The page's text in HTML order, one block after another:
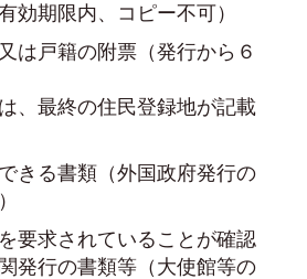
効期限内、コピー不可）
は戸籍の附票（発行から６
、最終の住民登録地が記載
きる書類（外国政府発行の
要求されていることが確認
発行の書類等（大使館等の